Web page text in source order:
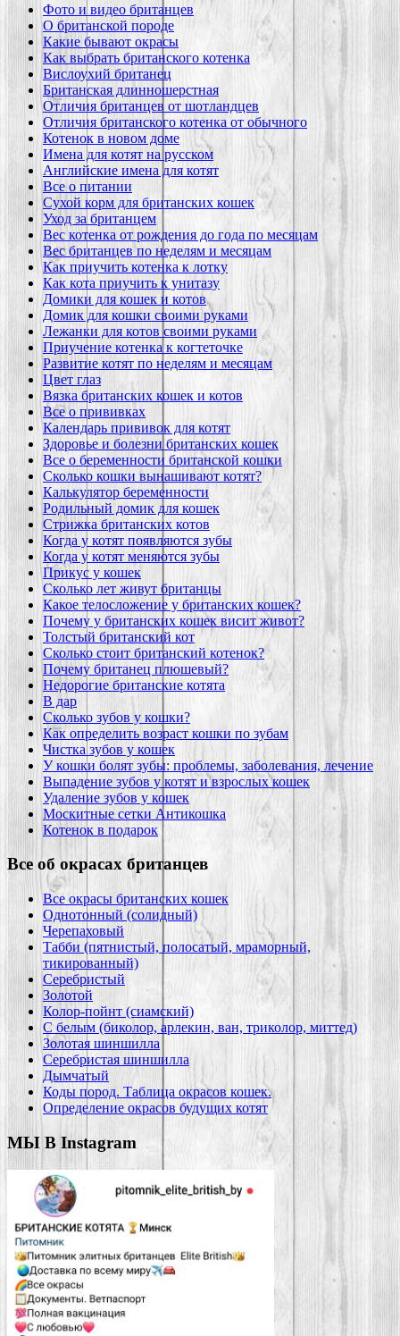
Фото и видео британцев
О британской породе
Какие бывают окрасы
Как выбрать британского котенка
Вислоухий британец
Британская длинношерстная
Отличия британцев от шотландцев
Отличия британского котенка от обычного
Котенок в новом доме
Имена для котят на русском
Английские имена для котят
Все о питании
Сухой корм для британских кошек
Уход за британцем
Вес котенка от рождения до года по месяцам
Вес британцев по неделям и месяцам
Как приучить котенка к лотку
Как кота приучить к унитазу
Домики для кошек и котов
Домик для кошки своими руками
Лежанки для котов своими руками
Приучение котенка к когтеточке
Развитие котят по неделям и месяцам
Цвет глаз
Вязка британских кошек и котов
Все о прививках
Календарь прививок для котят
Здоровье и болезни британских кошек
Все о беременности британской кошки
Сколько кошки вынашивают котят?
Калькулятор беременности
Родильный домик для кошек
Стрижка британских котов
Когда у котят появляются зубы
Когда у котят меняются зубы
Прикус у кошек
Сколько лет живут британцы
Какое телосложение у британских кошек?
Почему у британских кошек висит живот?
Толстый британский кот
Сколько стоит британский котенок?
Почему британец плюшевый?
Недорогие британские котята
В дар
Сколько зубов у кошки?
Как определить возраст кошки по зубам
Чистка зубов у кошек
У кошки болят зубы: проблемы, заболевания, лечение
Выпадение зубов у котят и взрослых кошек
Удаление зубов у кошек
Москитные сетки Антикошка
Котенок в подарок
Все об окрасах британцев
Все окрасы британских кошек
Однотонный (солидный)
Черепаховый
Табби (пятнистый, полосатый, мраморный,
тикированный)
Серебристый
Золотой
Колор-пойнт (сиамский)
С белым (биколор, арлекин, ван, триколор, миттед)
Золотая шиншилла
Серебристая шиншилла
Дымчатый
Коды пород. Таблица окрасов кошек.
Определение окрасов будущих котят
МЫ В Instagram